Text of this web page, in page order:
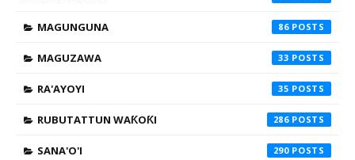
MAGUNGUNA 86
MAGUZAWA 33
RA'AYOYI 35
RUBUTATTUN WAƘOƘI 286
SANA'O'I 290